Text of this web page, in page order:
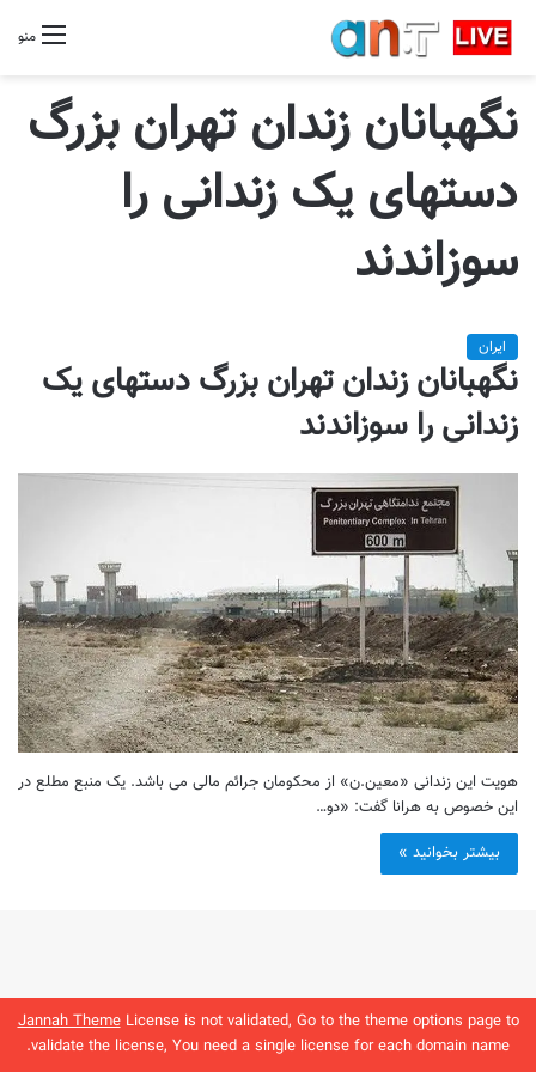
Jannah ThemeLicense is not validated, Go to the theme options page to
validate the license, You need a single license for each domain name.
منو
نگهبانان زندان تهران بزرگ
دستهای یک زندانی را
سوزاندند
ایران
نگهبانان زندان تهران بزرگ دستهای یک
زندانی را سوزاندند
هویت این زندانی «معین.ن» از محکومان جرائم مالی می باشد. یک منبع مطلع در
این خصوص به هرانا گفت: «دو…
بیشتر بخوانید »